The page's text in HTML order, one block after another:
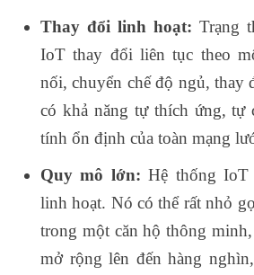
Thay đổi linh hoạt: Trạng
IoT thay đổi liên tục theo
nối, chuyển chế độ ngủ, thay
có khả năng tự thích ứng, tự
tính ổn định của toàn mạng
Quy mô lớn:Hệ thống
linh hoạt. Nó có thể rất nhỏ
trong một căn hộ thông
mở rộng lên đến hàng